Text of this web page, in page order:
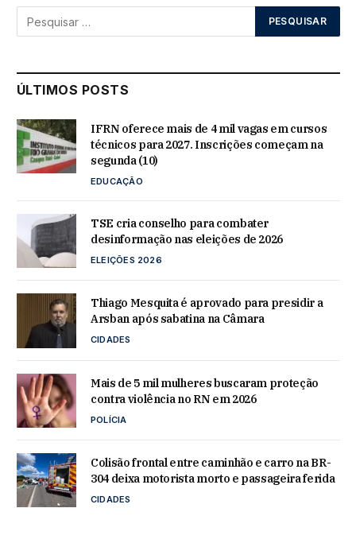
ÚLTIMOS POSTS
IFRN oferece mais de 4 mil vagas em cursos
técnicos para 2027. Inscrições começam na
segunda (10)
EDUCAÇÃO
TSE cria conselho para combater
desinformação nas eleições de 2026
ELEIÇÕES 2026
Thiago Mesquita é aprovado para presidir a
Arsban após sabatina na Câmara
CIDADES
Mais de 5 mil mulheres buscaram proteção
contra violência no RN em 2026
POLÍCIA
Colisão frontal entre caminhão e carro na BR-
304 deixa motorista morto e passageira ferida
CIDADES